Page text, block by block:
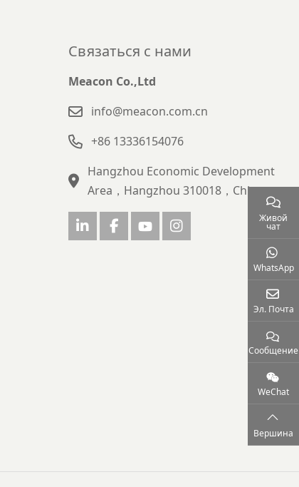
Связаться с нами
Meacon Co.,Ltd
info@meacon.com.cn
+86 13336154076
Hangzhou Economic Development
Area，Hangzhou 310018，China
Живой
чат
WhatsApp
Эл. Почта
Сообщение
WeChat
Вершина